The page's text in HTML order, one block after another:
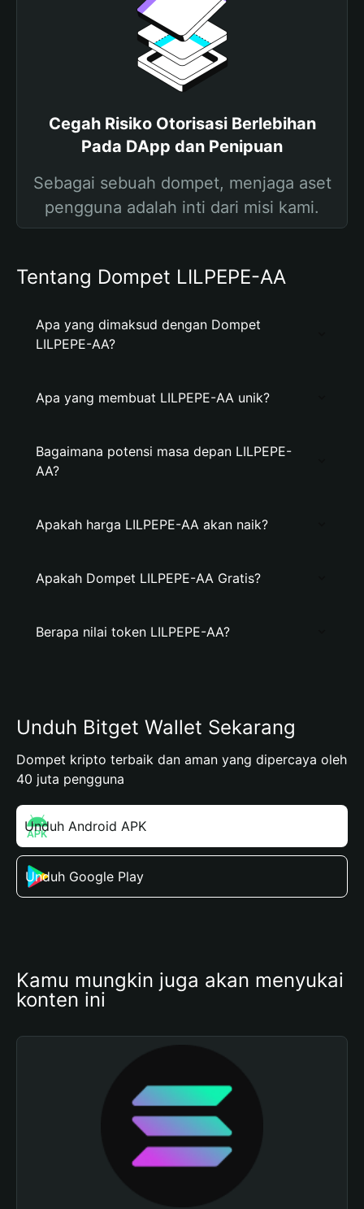
Cegah Risiko Otorisasi Berlebihan
Pada DApp dan Penipuan
Sebagai sebuah dompet, menjaga aset
pengguna adalah inti dari misi kami.
Tentang Dompet LILPEPE-AA
Apa yang dimaksud dengan Dompet
LILPEPE-AA?
Apa yang membuat LILPEPE-AA unik?
Bagaimana potensi masa depan LILPEPE-
AA?
Apakah harga LILPEPE-AA akan naik?
Apakah Dompet LILPEPE-AA Gratis?
Berapa nilai token LILPEPE-AA?
Unduh Bitget Wallet Sekarang
Dompet kripto terbaik dan aman yang dipercaya oleh
40 juta pengguna
Unduh Android APK
Unduh Google Play
Kamu mungkin juga akan menyukai
konten ini